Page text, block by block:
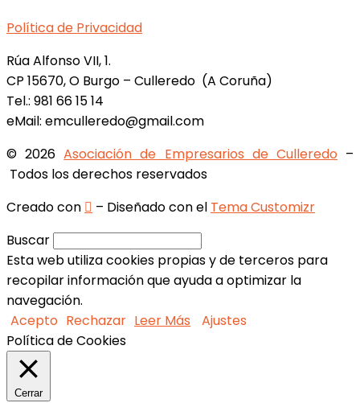
Política de Privacidad
Rúa Alfonso VII, 1.
CP 15670, O Burgo – Culleredo (A Coruña)
Tel.: 981 66 15 14
eMail: emculleredo@gmail.com
© 2026Asociación de Empresarios de Culleredo–
Todos los derechos reservados
Creado con
– Diseñado con el Tema Customizr
Buscar
Esta web utiliza cookies propias y de terceros para
recopilar información que ayuda a optimizar la
navegación.
Acepto Rechazar Leer Más
Ajustes
Política de Cookies
Cerrar